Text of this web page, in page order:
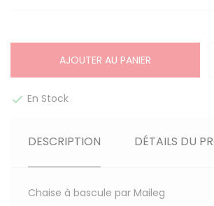
AJOUTER AU PANIER
 En Stock
DESCRIPTION DÉTAILS DU
Chaise à bascule par Maileg